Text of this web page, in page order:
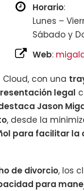
Horario:
Lunes –
Sábado y
Web:
Cloud, con una
legal
Jason
, desde la
para facilitar la
de divorcio, los
para